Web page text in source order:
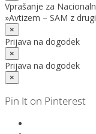
Vprašanje za
»Avtizem – SAM z
×
Prijava na dogodek
×
Prijava na dogodek
×
Pin It on Pinterest